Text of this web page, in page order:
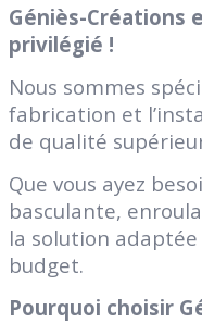
Géniès-Créations
privilégié !
Nous sommes
fabrication et
de qualité
Que vous ayez
basculante,
la solution
budget.
Pourquoi choisir